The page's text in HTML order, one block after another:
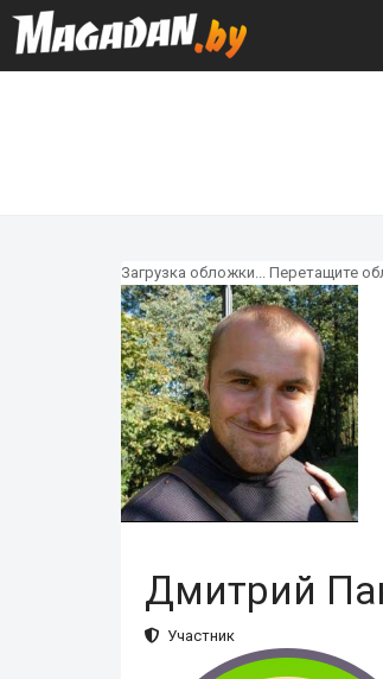
Загрузка обложки... Перетащите
Дмитрий
Участник